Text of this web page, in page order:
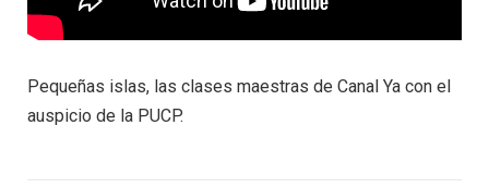
Pequeñas islas, las clases maestras de Canal Ya con el
auspicio de la PUCP.